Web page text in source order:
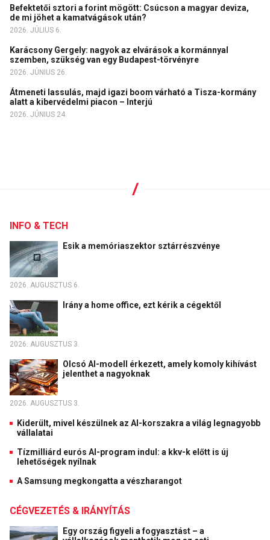
Befektetői sztori a forint mögött: Csúcson a magyar deviza,
de mi jöhet a kamatvágások után?
2026. JÚLIUS 6.
Karácsony Gergely: nagyok az elvárások a kormánnyal
szemben, szükség van egy Budapest-törvényre
2026. JÚNIUS 26.
Átmeneti lassulás, majd igazi boom várható a Tisza-kormány
alatt a kibervédelmi piacon – Interjú
2026. JÚNIUS 24.
INFO & TECH
Esik a memóriaszektor sztárrészvénye
2026. AUGUSZTUS 6.
Irány a home office, ezt kérik a cégektől
2026. AUGUSZTUS 3.
Olcsó AI-modell érkezett, amely komoly kihívást
jelenthet a nagyoknak
2026. AUGUSZTUS 3.
Kiderült, mivel készülnek az AI-korszakra a világ legnagyobb
vállalatai
Tízmilliárd eurós AI-program indul: a kkv-k előtt is új
lehetőségek nyílnak
A Samsung megkongatta a vészharangot
CÉGVEZETÉS & IRÁNYÍTÁS
Egy ország figyeli a fogyasztást – a